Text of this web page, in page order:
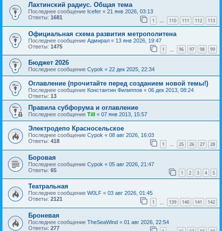
Лахтинский радиус. Общая тема
Последнее сообщение Icefer « 21 янв 2026, 03:13
Ответы: 1681 1 … 110 111 112 113
Официальная схема развития метрополитена
Последнее сообщение Адмирал « 13 янв 2026, 19:47
Ответы: 1475 1 96 97 98 99
Бюджет 2026
Последнее сообщение Cypok « 22 дек 2025, 22:34
Оглавление (прочитайте перед созданием новой темы!)
Последнее сообщение Константин Филиппов « 06 дек 2013, 08:24
Ответы: 13
Правила субфорума и оглавление
Последнее сообщение Till « 07 янв 2013, 15:57
Электродепо Красносельское
Последнее сообщение Cypok « 08 авг 2026, 16:03
Ответы: 418 1 … 25 26 27 28
Боровая
Последнее сообщение Cypok « 05 авг 2026, 21:47
Ответы: 65 1 2 3 4 5
Театральная
Последнее сообщение W0LF « 03 авг 2026, 01:45
Ответы: 2121 1 139 140 141 142
Броневая
Последнее сообщение TheSeaWind « 01 авг 2026, 22:54
Ответы: 277